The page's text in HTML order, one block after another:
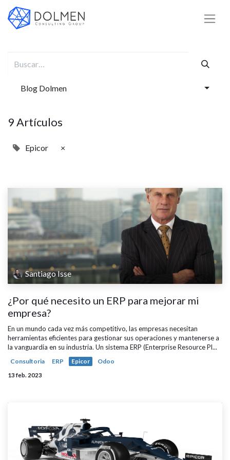
Blog Dolmen
9 Artículos
Epicor ×
Santiago Isse
¿Por qué necesito un ERP para mejorar mi
empresa?
En un mundo cada vez más competitivo, las empresas necesitan
herramientas eficientes para gestionar sus operaciones y mantenerse a
la vanguardia en su industria. Un sistema ERP (Enterprise Resource Pl...
Consultoria ERP Epicor Odoo
13 feb. 2023